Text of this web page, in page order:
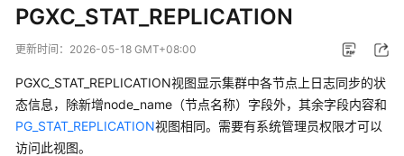
新
动
服
务
公
PGXC_STAT_REPLICATION
更新时间： 2026-05-18 GMT+08:00
PGXC_STAT_REPLICATION视图显示集群中各节点上日志同步的状
态信息，除新增node_name（节点名称）字段外，其余字段内容和
PG_STAT_REPLICATION视图相同。需要有系统管理员权限才可以
访问此视图。